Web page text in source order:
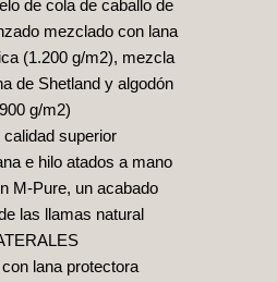
de cola de caballo de
mezclado con lana
(1.200 g/m2), mezcla
de Shetland y algodón
g/m2)
calidad superior
e hilo atados a mano
M-Pure, un acabado
las llamas natural
lana protectora